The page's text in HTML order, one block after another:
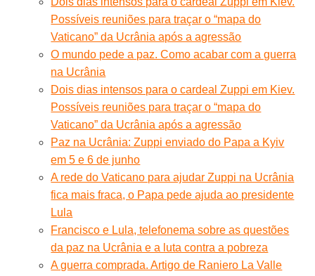
Possíveis reuniões para traçar o “mapa do
Vaticano” da Ucrânia após a agressão
O mundo pede a paz. Como acabar com a guerra
na Ucrânia
Dois dias intensos para o cardeal Zuppi em Kiev.
Possíveis reuniões para traçar o “mapa do
Vaticano” da Ucrânia após a agressão
Paz na Ucrânia: Zuppi enviado do Papa a Kyiv
em 5 e 6 de junho
A rede do Vaticano para ajudar Zuppi na Ucrânia
fica mais fraca, o Papa pede ajuda ao presidente
Lula
Francisco e Lula, telefonema sobre as questões
da paz na Ucrânia e a luta contra a pobreza
A guerra comprada. Artigo de Raniero La Valle